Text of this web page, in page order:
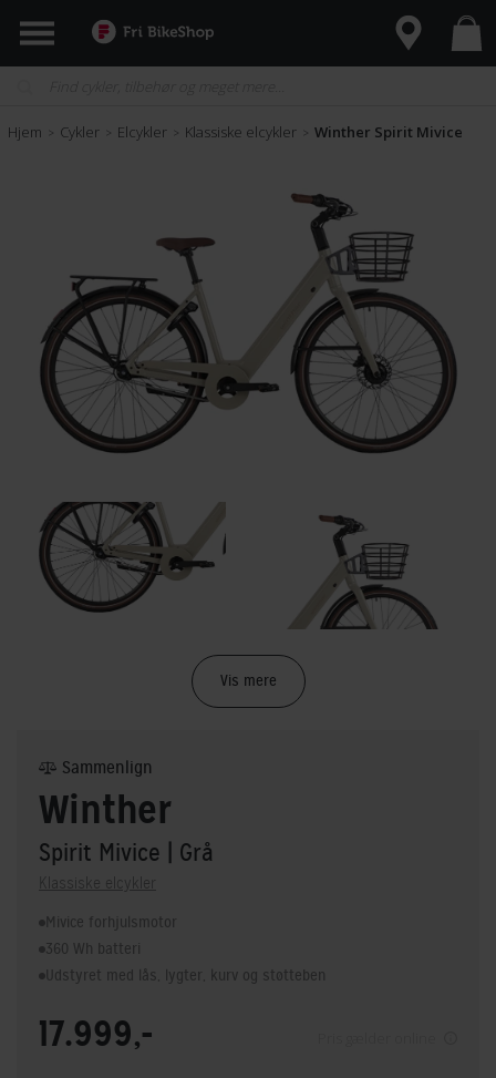
Hjem > Cykler > Elcykler > Klassiske elcykler > Winther Spirit Mivice
Vis mere
Winther
Spirit Mivice | Grå
Klassiske elcykler
Mivice forhjulsmotor
360 Wh batteri
Udstyret med lås, lygter, kurv og støtteben
Sammenlign
17.999,-